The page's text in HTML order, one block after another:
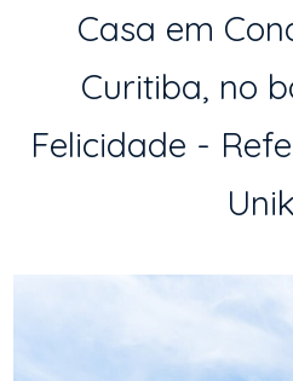
Casa em
Curitiba, no
Felicidade -